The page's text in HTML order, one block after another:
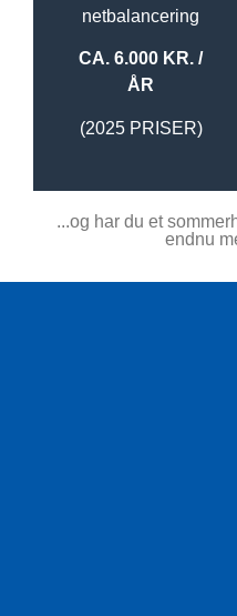
netbalancering
CA. 6.000 KR. /
ÅR
(2025 PRISER)
...og har du et
endnu